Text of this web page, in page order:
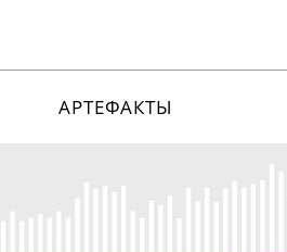
АРТЕФАКТЫ